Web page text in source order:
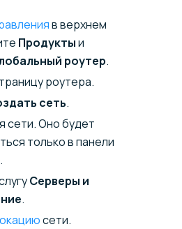
в верхнем
Продуктыи
роутер.
роутера.
сеть.
сети. Оно будет
только в панели
Серверы и
.
сети.